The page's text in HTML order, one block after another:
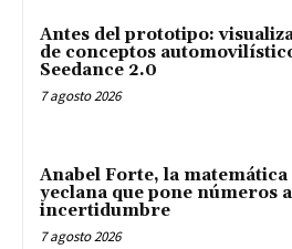
Antes del prototipo:
de conceptos
Seedance 2.0
7 agosto 2026
Anabel Forte, la matemática
yeclana que pone números
incertidumbre
7 agosto 2026